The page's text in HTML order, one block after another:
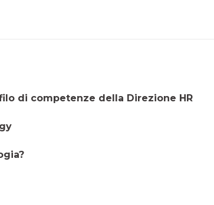
di competenze della Direzione HR